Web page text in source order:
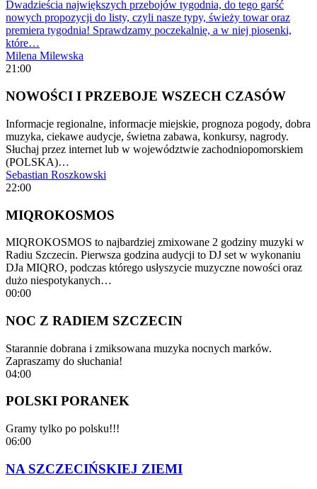
Dwadzieścia największych przebojów tygodnia, do tego garść
nowych propozycji do listy, czyli nasze typy, świeży towar oraz
premiera tygodnia! Sprawdzamy poczekalnię, a w niej piosenki,
które…
Milena Milewska
21:00
NOWOŚCI I PRZEBOJE WSZECH CZASÓW
Informacje regionalne, informacje miejskie, prognoza pogody, dobra
muzyka, ciekawe audycje, świetna zabawa, konkursy, nagrody.
Słuchaj przez internet lub w województwie zachodniopomorskiem
(POLSKA)…
Sebastian Roszkowski
22:00
MIQROKOSMOS
MIQROKOSMOS to najbardziej zmixowane 2 godziny muzyki w
Radiu Szczecin. Pierwsza godzina audycji to DJ set w wykonaniu
DJa MIQRO, podczas którego usłyszycie muzyczne nowości oraz
dużo niespotykanych…
00:00
NOC Z RADIEM SZCZECIN
Starannie dobrana i zmiksowana muzyka nocnych marków.
Zapraszamy do słuchania!
04:00
POLSKI PORANEK
Gramy tylko po polsku!!!
06:00
NA SZCZECIŃSKIEJ ZIEMI